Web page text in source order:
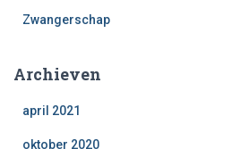
Zwangerschap
Archieven
april 2021
oktober 2020